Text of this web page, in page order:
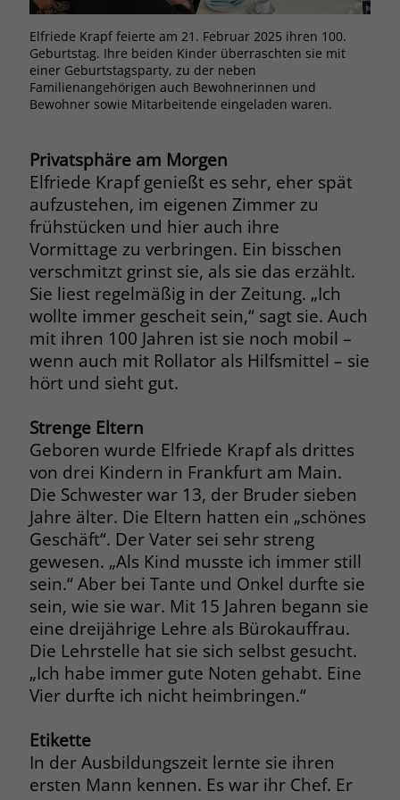
Elfriede Krapf feierte am 21. Februar 2025 ihren 100.
Geburtstag. Ihre beiden Kinder überraschten sie mit
einer Geburtstagsparty, zu der neben
Familienangehörigen auch Bewohnerinnen und
Bewohner sowie Mitarbeitende eingeladen waren.
Privatsphäre am Morgen
Elfriede Krapf genießt es sehr, eher spät
aufzustehen, im eigenen Zimmer zu
frühstücken und hier auch ihre
Vormittage zu verbringen. Ein bisschen
verschmitzt grinst sie, als sie das erzählt.
Sie liest regelmäßig in der Zeitung. „Ich
wollte immer gescheit sein,“ sagt sie. Auch
mit ihren 100 Jahren ist sie noch mobil –
wenn auch mit Rollator als Hilfsmittel – sie
hört und sieht gut.
Strenge Eltern
Geboren wurde Elfriede Krapf als drittes
von drei Kindern in Frankfurt am Main.
Die Schwester war 13, der Bruder sieben
Jahre älter. Die Eltern hatten ein „schönes
Geschäft“. Der Vater sei sehr streng
gewesen. „Als Kind musste ich immer still
sein.“ Aber bei Tante und Onkel durfte sie
sein, wie sie war. Mit 15 Jahren begann sie
eine dreijährige Lehre als Bürokauffrau.
Die Lehrstelle hat sie sich selbst gesucht.
„Ich habe immer gute Noten gehabt. Eine
Vier durfte ich nicht heimbringen.“
Etikette
In der Ausbildungszeit lernte sie ihren
ersten Mann kennen. Es war ihr Chef. Er
Name PHPSESSID
Anbieter stiftung-liebenau.de
Zweck
Behält die Zustände des Benutzers bei
allen Seitenanfragen bei.
Name cookie_optin
Anbieter www.stiftung-liebenau.de
Laufzeit 1 Monat
Zweck
Behält die Zustimmung des Benutzers
zum Cookie Opt-In
Name __cf_bm
Anbieter .fonts.net
Laufzeit 30 Minuten
This cookie, set by Cloudflare, is used to
support Cloudflare Bot Management.
Name JSessionID
Anbieter jobs.stiftung-liebenau.de
Laufzeit Session
Zweck
allen Seitenanfragen bei.
Zweck
Browsers und die Einstellungen
exklusiv für diese Website zu speichern.
Dadurch wird gewährleistet, dass
Aktionen, die bei späteren Besuchen
derselben Website durchgeführt
werden, mit derselben
Name _clsk
Anbieter www.clarity.ms
Laufzeit 1 Jahr
Zweck
Microsoft Clarity setzt dieses Cookie,
um die Seitenaufrufe eines Benutzers
zu speichern und in einer einzigen
Sitzungsaufzeichnung
zusammenzufassen.
Name _gcl_au
Anbieter Google Ads
Laufzeit 90 Tage
Zweck Enthält eine zufallsgenerierte User-ID.
Name _gcl_aw
Anbieter Google Ads
Laufzeit 90 Tage
Werbeanzeige auf die Website gelangt.
Es enthält Informationen darüber,